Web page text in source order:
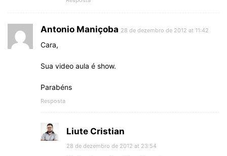
Antonio Maniçoba 28 de dezembro de 2012 at 11:42
Cara,
Sua video aula é show.
Parabéns
Resposta
Liute Cristian
28 de dezembro de 2012 at 23:54